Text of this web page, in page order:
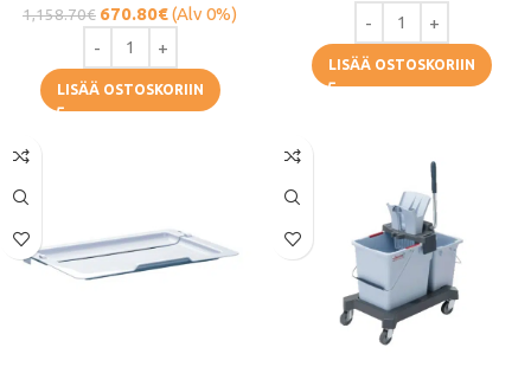
1,158.70€ 670.80€(Alv 0%)
LISÄÄ OSTOSKORIIN
LISÄÄ OSTOSKORIIN